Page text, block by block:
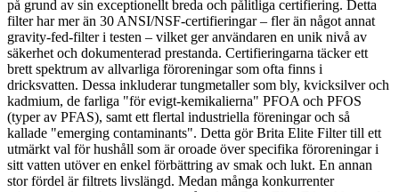
på grund av sin exceptionellt breda och pålitliga certifiering. Detta
filter har mer än 30 ANSI/NSF-certifieringar – fler än något annat
gravity-fed-filter i testen – vilket ger användaren en unik nivå av
säkerhet och dokumenterad prestanda. Certifieringarna täcker ett
brett spektrum av allvarliga föroreningar som ofta finns i
dricksvatten. Dessa inkluderar tungmetaller som bly, kvicksilver och
kadmium, de farliga "för evigt-kemikalierna" PFOA och PFOS
(typer av PFAS), samt ett flertal industriella föreningar och så
kallade "emerging contaminants". Detta gör Brita Elite Filter till ett
utmärkt val för hushåll som är oroade över specifika föroreningar i
sitt vatten utöver en enkel förbättring av smak och lukt. En annan
stor fördel är filtrets livslängd. Medan många konkurrenter